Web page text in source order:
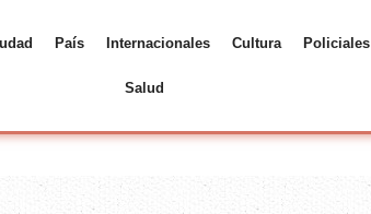
País Internacionales Cultura Policiales
Salud